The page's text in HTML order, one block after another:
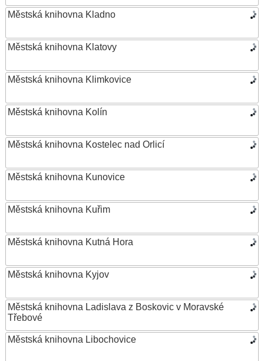
Městská knihovna Kladno
Městská knihovna Klatovy
Městská knihovna Klimkovice
Městská knihovna Kolín
Městská knihovna Kostelec nad Orlicí
Městská knihovna Kunovice
Městská knihovna Kuřim
Městská knihovna Kutná Hora
Městská knihovna Kyjov
Městská knihovna Ladislava z Boskovic v Moravské
Třebové
Městská knihovna Libochovice